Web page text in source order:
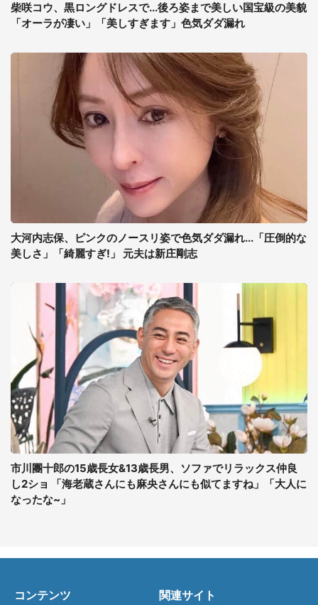
柴咲コウ、黒ロングドレスで...後ろ姿まで美しい国宝級の美貌
「オーラが凄い」「美しすぎます」色気ダダ漏れ
大河内志保、ピンクのノースリ姿で色気ダダ漏れ...「圧倒的な
美しさ」「綺麗すぎ!」 元夫は新庄剛志
市川團十郎の15歳長女&13歳長男、ソファでリラックス仲良
し2ショ 「海老蔵さんにも麻央さんにも似てますね」「大人に
なったな~」
コンテンツ 関連サイト